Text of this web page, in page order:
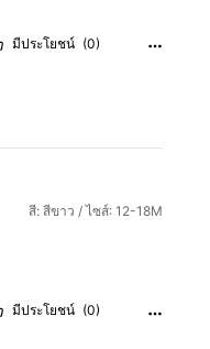
มีประโยชน์ (0)
สี: สีขาว / ไซส์: 12-18M
มีประโยชน์ (0)